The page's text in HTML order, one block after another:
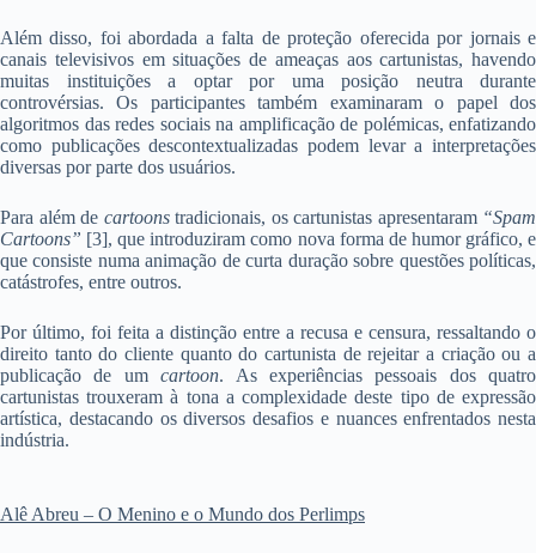
Além disso, foi abordada a falta de proteção oferecida por jornais e
canais televisivos em situações de ameaças aos cartunistas, havendo
muitas instituições a optar por uma posição neutra durante
controvérsias. Os participantes também examinaram o papel dos
algoritmos das redes sociais na amplificação de polémicas, enfatizando
como publicações descontextualizadas podem levar a interpretações
diversas por parte dos usuários.
Para além de cartoonstradicionais, os cartunistas apresentaram “Spam
Cartoons” [3], que introduziram como nova forma de humor gráfico, e
que consiste numa animação de curta duração sobre questões políticas,
catástrofes, entre outros.
Por último, foi feita a distinção entre a recusa e censura, ressaltando o
direito tanto do cliente quanto do cartunista de rejeitar a criação ou a
publicação de umcartoon. As experiências pessoais dos quatro
cartunistas trouxeram à tona a complexidade deste tipo de expressão
artística, destacando os diversos desafios e nuances enfrentados nesta
indústria.
Alê Abreu – O Menino e o Mundo dos Perlimps